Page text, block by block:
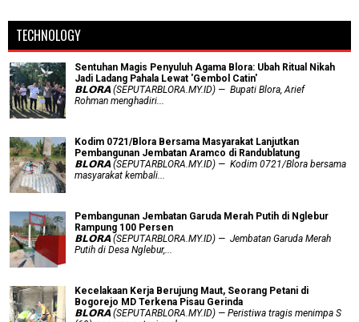
TECHNOLOGY
Sentuhan Magis Penyuluh Agama Blora: Ubah Ritual Nikah
Jadi Ladang Pahala Lewat 'Gembol Catin'
𝗕𝗟𝗢𝗥𝗔 (SEPUTARBLORA.MY.ID) — Bupati Blora, Arief
Rohman menghadiri...
Kodim 0721/Blora Bersama Masyarakat Lanjutkan
Pembangunan Jembatan Aramco di Randublatung
𝗕𝗟𝗢𝗥𝗔 (SEPUTARBLORA.MY.ID) — Kodim 0721/Blora bersama
masyarakat kembali...
Pembangunan Jembatan Garuda Merah Putih di Nglebur
Rampung 100 Persen
𝗕𝗟𝗢𝗥𝗔 (SEPUTARBLORA.MY.ID) — Jembatan Garuda Merah
Putih di Desa Nglebur,...
Kecelakaan Kerja Berujung Maut, Seorang Petani di
Bogorejo MD Terkena Pisau Gerinda
𝗕𝗟𝗢𝗥𝗔 (SEPUTARBLORA.MY.ID) — Peristiwa tragis menimpa S